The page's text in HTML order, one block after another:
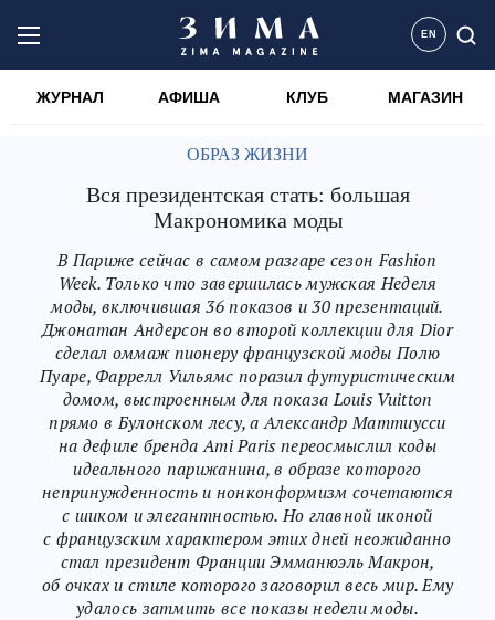
EN
ЖУРНАЛ АФИША КЛУБ МАГАЗИН
ОБРАЗ ЖИЗНИ
Вся президентская стать: большая
Макрономика моды
В Париже сейчас в самом разгаре сезон Fashion
Week. Только что завершилась мужская Неделя
моды, включившая 36 показов и 30 презентаций.
Джонатан Андерсон во второй коллекции для Dior
сделал оммаж пионеру французской моды Полю
Пуаре, Фаррелл Уильямс поразил футуристическим
домом, выстроенным для показа Louis Vuitton
прямо в Булонском лесу, а Александр Маттиусси
на дефиле бренда Ami Paris переосмыслил коды
идеального парижанина, в образе которого
непринужденность и нонконформизм сочетаются
с шиком и элегантностью. Но главной иконой
c французским характером этих дней неожиданно
стал президент Франции Эмманюэль Макрон,
об очках и стиле которого заговорил весь мир. Ему
удалось затмить все показы недели моды.